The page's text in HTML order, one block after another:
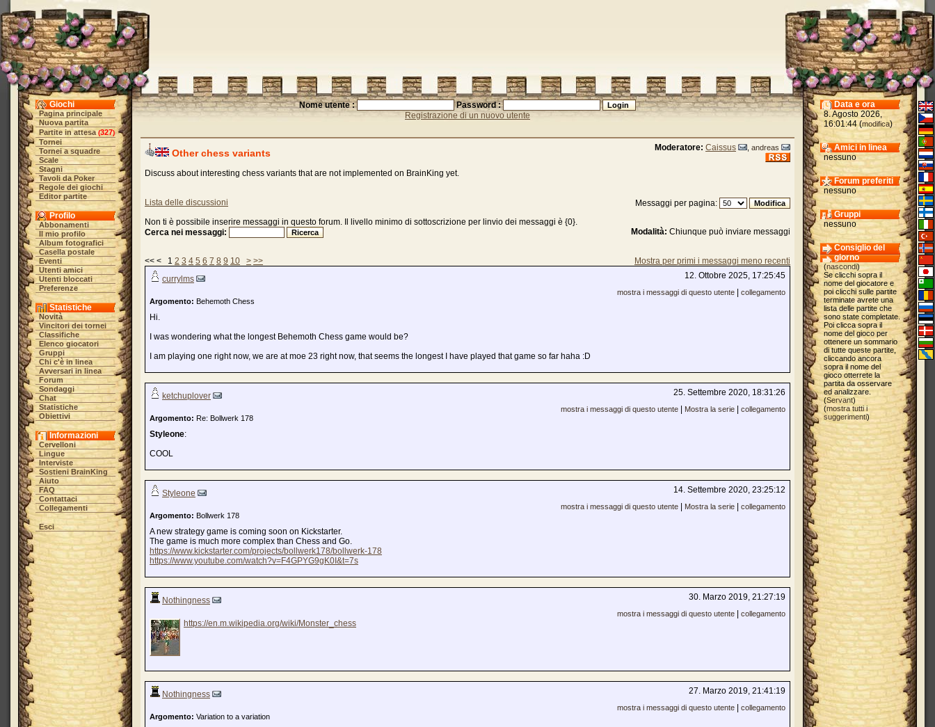
Giochi
Pagina principale
Nuova partita
Partite in attesa (327)
Tornei
Tornei a squadre
Scale
Stagni
Tavoli da Poker
Regole dei giochi
Editor partite
Profilo
Abbonamenti
Il mio profilo
Album fotografici
Casella postale
Eventi
Utenti amici
Utenti bloccati
Preferenze
Statistiche
Novità
Vincitori dei tornei
Classifiche
Elenco giocatori
Gruppi
Chi c'è in linea
Avversari in linea
Forum
Sondaggi
Chat
Statistiche
Obiettivi
Informazioni
Cervelloni
Lingue
Interviste
Sostieni BrainKing
Aiuto
FAQ
Contattaci
Collegamenti
Esci
Nome utente :
Password :
Registrazione di un nuovo utente
Moderatore: Caissus andreas
Other chess variants
Discuss about interesting chess variants that are not implemented on BrainKing yet.
Messaggi per pagina:
Lista delle discussioni
Non ti è possibile inserire messaggi in questo forum. Il livello minimo di sottoscrizione per linvio dei messaggi è {0}.
Modalità: Chiunque può inviare messaggi
Cerca nei messaggi:
Mostra per primi i messaggi meno recenti
<< < 1 2 3 4 5 6 7 8 9 10 > >>
12. Ottobre 2025, 17:25:45
currylms
mostra i messaggi di questo utente
collegamento
Argomento: Behemoth Chess
Hi.
I was wondering what the longest Behemoth Chess game would be?
I am playing one right now, we are at moe 23 right now, that seems the longest I have played that game so far haha :D
25. Settembre 2020, 18:31:26
ketchuplover
mostra i messaggi di questo utente Mostra la serie
collegamento
Argomento: Re: Bollwerk 178
Styleone:
COOL
14. Settembre 2020, 23:25:12
Styleone
mostra i messaggi di questo utente Mostra la serie
collegamento
Argomento: Bollwerk 178
A new strategy game is coming soon on Kickstarter.
The game is much more complex than Chess and Go.
https://www.kickstarter.com/projects/bollwerk178/bollwerk-178
https://www.youtube.com/watch?v=F4GPYG9gK0I&t=7s
30. Marzo 2019, 21:27:19
Nothingness
mostra i messaggi di questo utente collegamento
https://en.m.wikipedia.org/wiki/Monster_chess
27. Marzo 2019, 21:41:19
Nothingness
mostra i messaggi di questo utente
collegamento
Argomento: Variation to a variation
Data e ora
8. Agosto 2026,
16:01:44 (modifica)
Amici in linea
nessuno
Forum preferiti
nessuno
Gruppi
nessuno
Consiglio del
giorno
(nascondi)
Se clicchi sopra il
nome del giocatore e
poi clicchi sulle partite
terminate avrete una
lista delle partite che
sono state completate.
Poi clicca sopra il
nome del gioco per
ottenere un sommario
di tutte queste partite,
cliccando ancora
sopra il nome del
gioco otterrete la
partita da osservare
ed analizzare.
(Servant)
(mostra tutti i
suggerimenti)